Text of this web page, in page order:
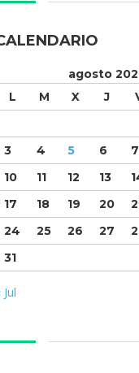
agosto
L
M X J
3
4 5 6 7
10
11 12 13
17
18 19 20
24
25 26 27
31
Jul